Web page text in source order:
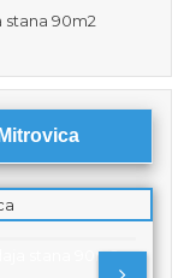
stana 90m2